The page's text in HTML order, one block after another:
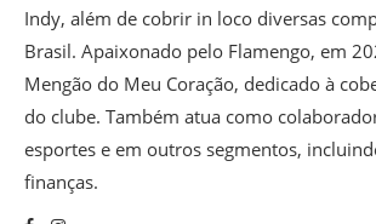
Indy, além de cobrir in loco diversas
Brasil. Apaixonado pelo Flamengo, em
Mengão do Meu Coração, dedicado à
do clube. Também atua como
esportes e em outros segmentos,
finanças.